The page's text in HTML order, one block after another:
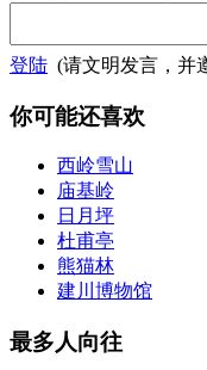
登陆 (请文明发言，并
你可能还喜欢
西岭雪山
庙基岭
日月坪
杜甫亭
熊猫林
建川博物馆
最多人向往